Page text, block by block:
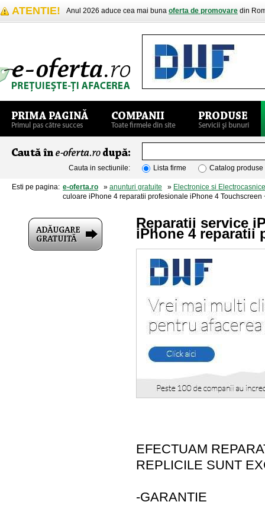
ATENTIE! Anul 2026 aduce cea mai buna oferta de promovare din
Cauta in sectiunile: Lista firme Catalog produse
Esti pe pagina: e-oferta.ro » anunturi gratuite » Electronice si Electrocasnice
culoare iPhone 4 reparatii profesionale iPhone 4 Touchscreen
Reparatii service
iPhone 4 reparatii
EFECTUAM
REPLICILE SUNT
-GARANTIE